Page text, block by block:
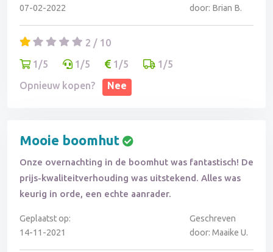
07-02-2022
door: Brian B.
2 / 10
1/5
1/5 1/5
1/5
Opnieuw kopen?
Nee
Mooie boomhut
Onze overnachting in de boomhut was fantastisch! De
prijs-kwaliteitverhouding was uitstekend. Alles was
keurig in orde, een echte aanrader.
Geplaatst op:
14-11-2021
Geschreven
door: Maaike U.